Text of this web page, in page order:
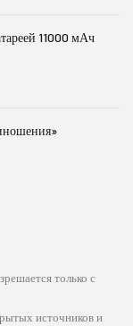
11000 мАч
только с
источников и